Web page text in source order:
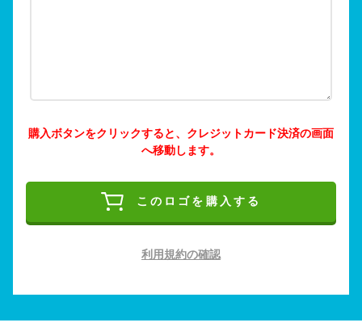
購入ボタンをクリックすると、クレジットカード決済の画面
へ移動します。
このロゴを購入する
利用規約の確認